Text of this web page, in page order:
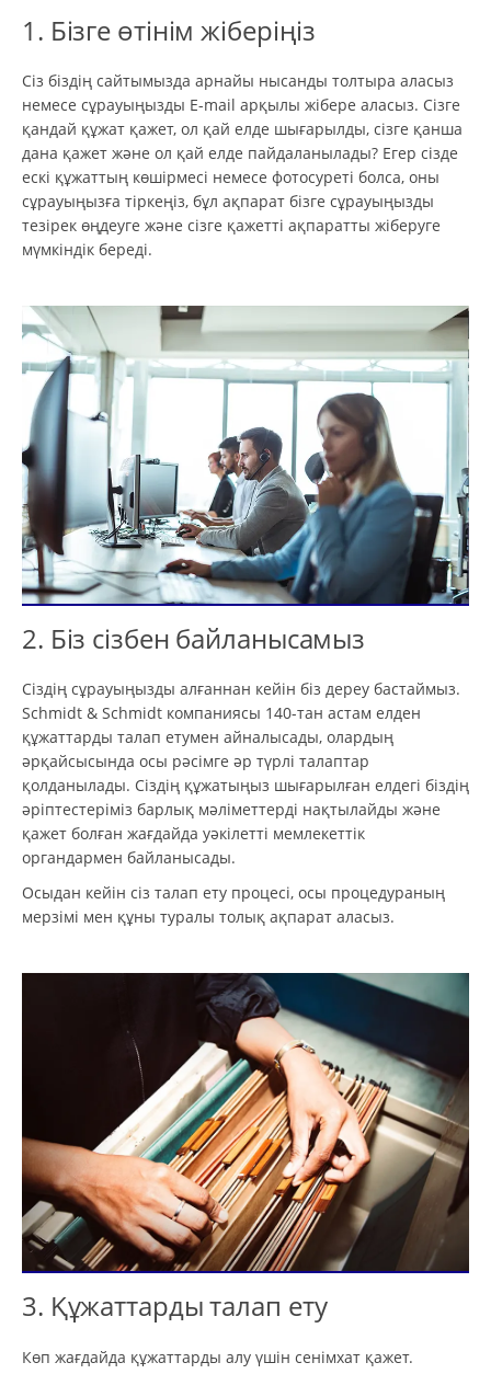
1. Бізге өтінім жіберіңіз
Сіз біздің сайтымызда арнайы нысанды толтыра аласыз
немесе сұрауыңызды E-mail арқылы жібере аласыз. Сізге
қандай құжат қажет, ол қай елде шығарылды, сізге қанша
дана қажет және ол қай елде пайдаланылады? Егер сізде
ескі құжаттың көшірмесі немесе фотосуреті болса, оны
сұрауыңызға тіркеңіз, бұл ақпарат бізге сұрауыңызды
тезірек өңдеуге және сізге қажетті ақпаратты жіберуге
мүмкіндік береді.
2. Біз сізбен байланысамыз
Сіздің сұрауыңызды алғаннан кейін біз дереу бастаймыз.
Schmidt & Schmidt компаниясы 140-тан астам елден
құжаттарды талап етумен айналысады, олардың
әрқайсысында осы рәсімге әр түрлі талаптар
қолданылады. Сіздің құжатыңыз шығарылған елдегі біздің
әріптестеріміз барлық мәліметтерді нақтылайды және
қажет болған жағдайда уәкілетті мемлекеттік
органдармен байланысады.
Осыдан кейін сіз талап ету процесі, осы процедураның
мерзімі мен құны туралы толық ақпарат аласыз.
3. Құжаттарды талап ету
Көп жағдайда құжаттарды алу үшін сенімхат қажет.